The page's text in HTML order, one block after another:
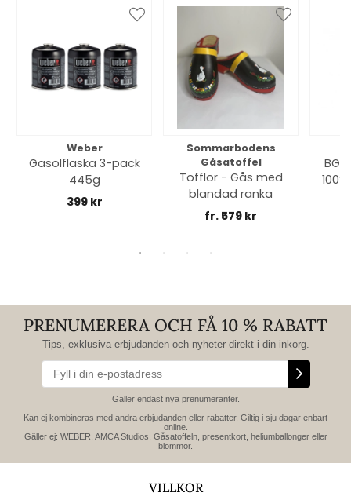
Weber
Gasolflaska 3-pack
445g
399 kr
Sommarbodens
Gåsatoffel
Tofflor - Gås med
blandad ranka
fr. 579 kr
PRENUMERERA OCH FÅ 10 % RABATT
Tips, exklusiva erbjudanden och nyheter direkt i din inkorg.
Gäller endast nya prenumeranter.
Kan ej kombineras med andra erbjudanden eller rabatter. Giltig i sju dagar enbart
online.
Gäller ej: WEBER, AMCA Studios, Gåsatoffeln, presentkort, heliumballonger eller
blommor.
VILLKOR